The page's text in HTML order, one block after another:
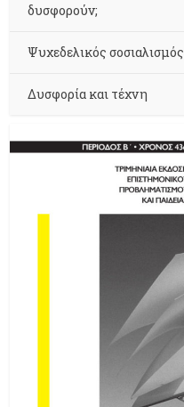
δυσφορούν;
Ψυχεδελικός σοσιαλισμός
Δυσφορία και τέχνη